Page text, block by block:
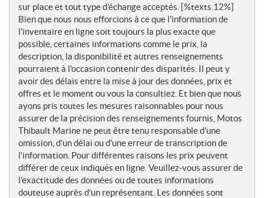
sur place et tout type d’échange acceptés. [%texts.12%]
Bien que nous nous efforcions à ce que l'information de
l'inventaire en ligne soit toujours la plus exacte que
possible, certaines informations comme le prix, la
description, la disponibilité et autres renseignements
pourraient à l'occasion contenir des disparités. Il peut y
avoir des délais entre la mise à jour des données, prix et
offres et le moment ou vous la consultiez. Et bien que nous
ayons pris toutes les mesures raisonnables pour nous
assurer de la précision des renseignements fournis, Motos
Thibault Marine ne peut être tenu responsable d'une
omission, d’un délai ou d'une erreur de transcription de
l'information. Pour différentes raisons les prix peuvent
différer de ceux indiqués en ligne. Veuillez-vous assurer de
l'exactitude des données ou de toutes informations
douteuse auprès d’un représentant. Les données sont